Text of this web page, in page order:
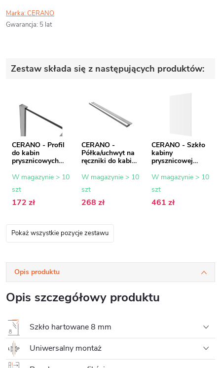
Marka:CERANO
Gwarancja: 5 lat
Zestaw składa się z następujących produktów:
CERANO - Profil
do kabin
prysznicowych
mm - chrom - 15
W magazynie > 10
szt
172 zł
CERANO -
Półka/uchwyt na
ręczniki do kabiny
walk-in - 8-10
do 160 cm
W magazynie > 10
szt
268 zł
CERANO - Szkło
kabiny
prysznicowej
szkło
70x200 cm
W magazynie > 10
szt
461 zł
Pokaż wszystkie pozycje zestawu
Opis produktu
Opis szczegółowy produktu
Szkło hartowane 8 mm
Uniwersalny montaż